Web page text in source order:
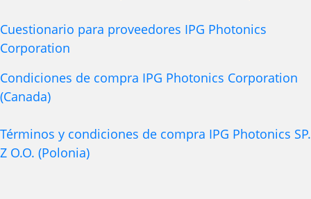
Cuestionario para proveedores IPG Photonics
Corporation
Condiciones de compra IPG Photonics Corporation
(Canada)
Términos y condiciones de compra IPG Photonics SP.
Z O.O. (Polonia)